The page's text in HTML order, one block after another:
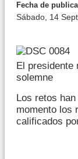
Fecha de
Sábado, 14
El presidente
solemne
Los retos
momento los
calificados